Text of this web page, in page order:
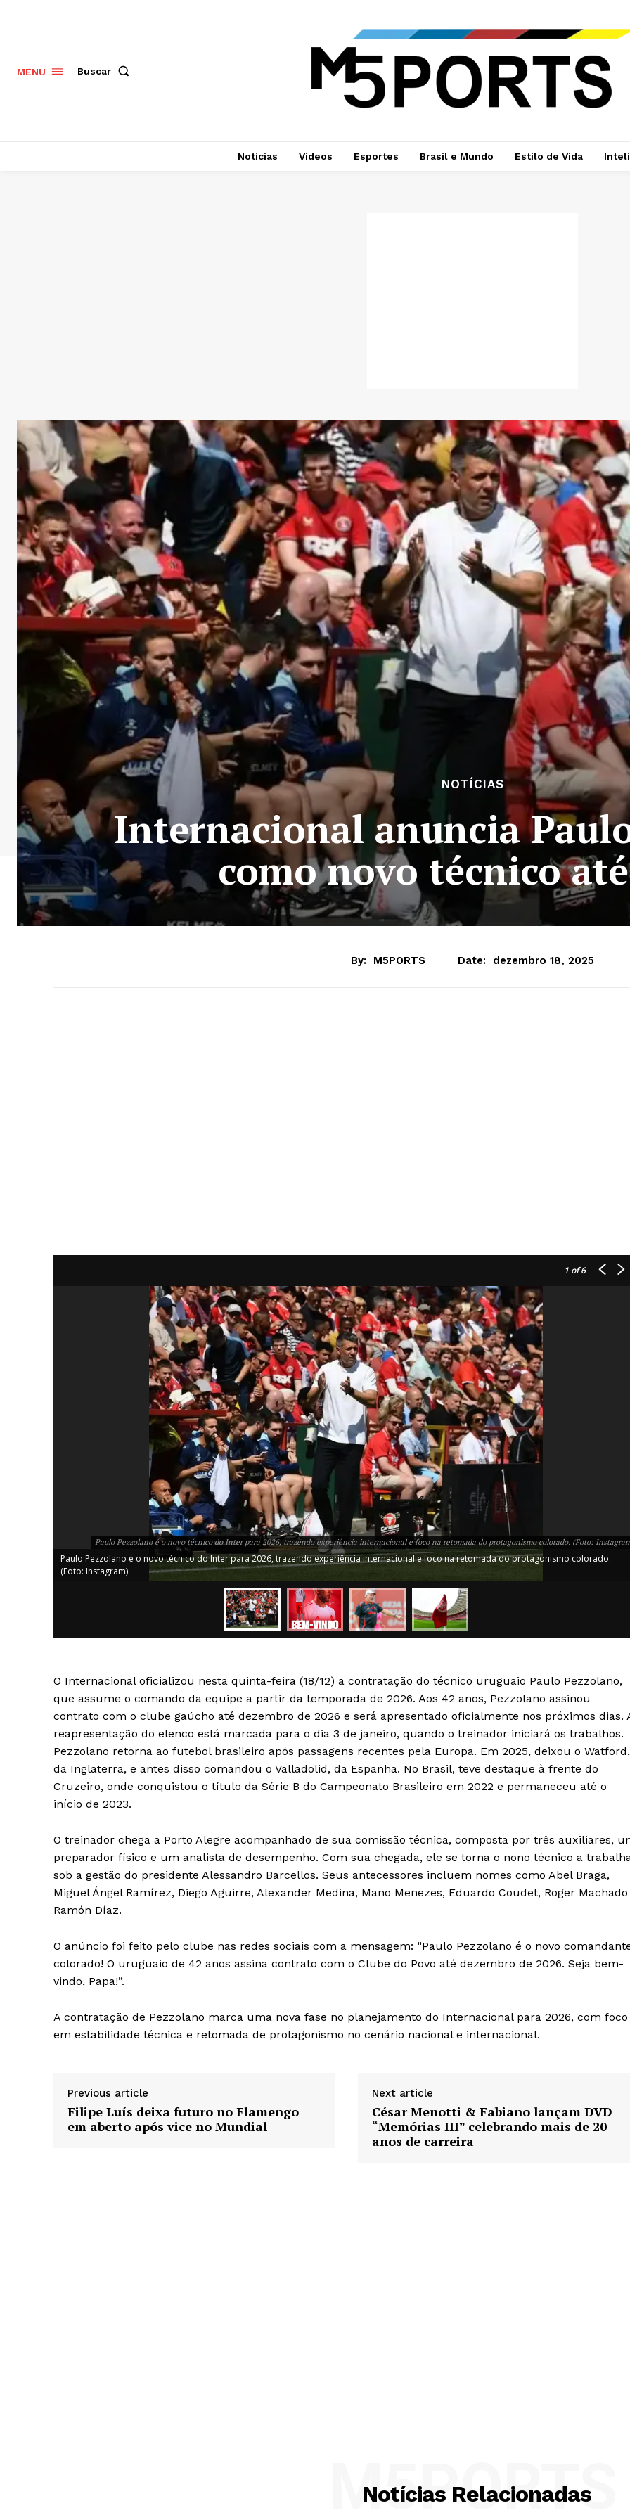
iCHAIT
Aprenda tudo sobre
Inteligência Artificial
SAIBA MAIS
M5PORTS
Sobre Nós
Anuncie
Transparência Editorial
Termos de Serviços
RSS
MENU Buscar
Notícias Videos Esportes Brasil e Mundo Estilo de Vida
NOTÍCIAS
Internacional anuncia
como novo técnico
By: M5PORTS Date: dezembro 18, 2025
1 of 6
Paulo Pezzolano é o novo técnico do Inter para 2026, trazendo experiência internacional e foco na retomada do protagonismo colorado. (Foto:
Paulo Pezzolano é o novo técnico do Inter para 2026, trazendo experiência internacional e foco na retomada do protagonismo colorado.
(Foto: Instagram)
O Internacional oficializou nesta quinta-feira (18/12) a contratação do técnico uruguaio Paulo Pezzolano,
que assume o comando da equipe a partir da temporada de 2026. Aos 42 anos, Pezzolano assinou
contrato com o clube gaúcho até dezembro de 2026 e será apresentado oficialmente nos próximos dias.
reapresentação do elenco está marcada para o dia 3 de janeiro, quando o treinador iniciará os trabalhos.
Pezzolano retorna ao futebol brasileiro após passagens recentes pela Europa. Em 2025, deixou o Watford,
da Inglaterra, e antes disso comandou o Valladolid, da Espanha. No Brasil, teve destaque à frente do
Cruzeiro, onde conquistou o título da Série B do Campeonato Brasileiro em 2022 e permaneceu até o
início de 2023.
O treinador chega a Porto Alegre acompanhado de sua comissão técnica, composta por três auxiliares,
preparador físico e um analista de desempenho. Com sua chegada, ele se torna o nono técnico a
sob a gestão do presidente Alessandro Barcellos. Seus antecessores incluem nomes como Abel Braga,
Miguel Ángel Ramírez, Diego Aguirre, Alexander Medina, Mano Menezes, Eduardo Coudet, Roger Machado
Ramón Díaz.
O anúncio foi feito pelo clube nas redes sociais com a mensagem: “Paulo Pezzolano é o novo
colorado! O uruguaio de 42 anos assina contrato com o Clube do Povo até dezembro de 2026. Seja bem-
vindo, Papa!”.
A contratação de Pezzolano marca uma nova fase no planejamento do Internacional para 2026, com foco
em estabilidade técnica e retomada de protagonismo no cenário nacional e internacional.
Previous article
Filipe Luís deixa futuro no Flamengo
em aberto após vice no Mundial
Next article
César Menotti & Fabiano lançam DVD
“Memórias III” celebrando mais de 20
anos de carreira
Notícias Relacionadas
M5PORTS